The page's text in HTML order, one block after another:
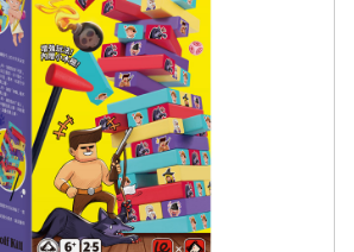
會員火熱招募中~
！點我查看『海外購物流程說明』